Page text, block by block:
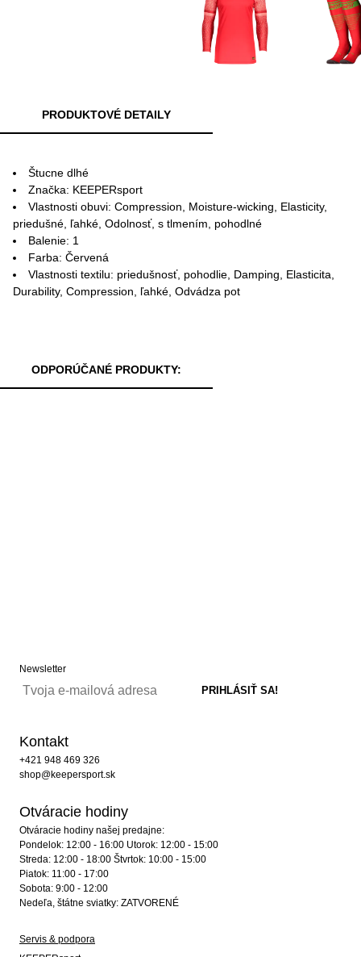
PRODUKTOVÉ DETAILY
Štucne dlhé
Značka: KEEPERsport
Vlastnosti obuvi: Compression, Moisture-wicking, Elasticity,
priedušné, ľahké, Odolnosť, s tlmením, pohodlné
Balenie: 1
Farba: Červená
Vlastnosti textilu: priedušnosť, pohodlie, Damping, Elasticita,
Durability, Compression, ľahké, Odvádza pot
ODPORÚČANÉ PRODUKTY:
Newsletter
Kontakt
+421 948 469 326
shop@keepersport.sk
Otváracie hodiny
Otváracie hodiny našej predajne:
Pondelok: 12:00 - 16:00 Utorok: 12:00 - 15:00
Streda: 12:00 - 18:00 Štvrtok: 10:00 - 15:00
Piatok: 11:00 - 17:00
Sobota: 9:00 - 12:00
Nedeľa, štátne sviatky: ZATVORENÉ
Servis & podpora